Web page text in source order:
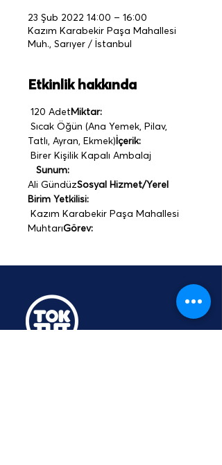
23 Şub 2022 14:00 – 16:00
Kazım Karabekir Paşa Mahallesi
Muh., Sarıyer / İstanbul
Etkinlik hakkında
120 Adet Miktar:
Tatlı, Ayran, Ekmek) İçerik:
Sunum:
Ali GündüzSosyal Hizmet/Yerel
Birim Yetkilisi:
MuhtarıGörev: